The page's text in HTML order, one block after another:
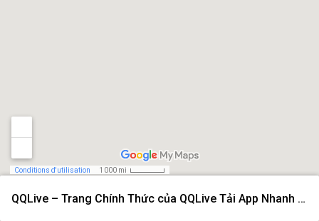
QQLive – Trang Chính Thức của QQLive Tải App Nhanh 2026
Conditions d'utilisation 1 000 mi